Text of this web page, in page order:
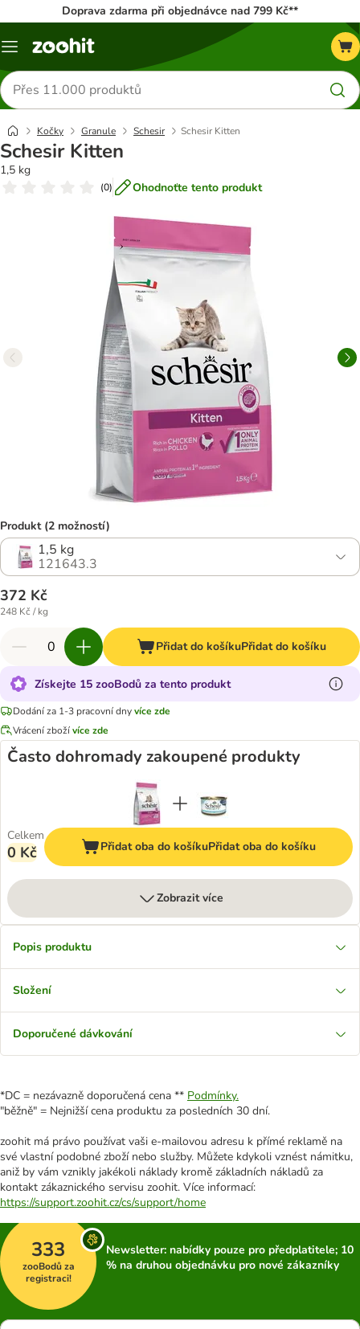
Doprava zdarma při objednávce nad 799 Kč**
Menu
Hledat
produkty
Kočky Granule Schesir Schesir Kitten
Schesir Kitten
1,5 kg
(0) Ohodnoťte tento produkt
Produkt (2 možností)
1,5 kg
121643.3
372 Kč
248 Kč / kg
Přidat do košíkuPřidat do košíku
Získejte 15 zooBodů za tento produkt
Dodání za 1-3 pracovní dnyvíce zde
Vrácení zbožívíce zde
Často dohromady zakoupené produkty
Celkem
0 Kč Přidat oba do košíkuPřidat oba do košíku
Zobrazit více
Popis produktu
Složení
Doporučené dávkování
*DC = nezávazně doporučená cena ** Podmínky.
"běžně" = Nejnižší cena produktu za posledních 30 dní.
zoohit má právo používat vaši e-mailovou adresu k přímé reklamě na
své vlastní podobné zboží nebo služby. Můžete kdykoli vznést námitku,
aniž by vám vznikly jakékoli náklady kromě základních nákladů za
kontakt zákaznického servisu zoohit. Více informací:
https://support.zoohit.cz/cs/support/home
333
zooBodů za
registraci!
Newsletter: nabídky pouze pro předplatitele; 10
% na druhou objednávku pro nové zákazníky